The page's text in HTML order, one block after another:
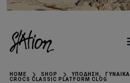
HOME SHOP ΥΠΌΔΗΣΗ,
ΓΥΝΑΊΚΑ
CROCS CLASSIC PLATFORM CLOG